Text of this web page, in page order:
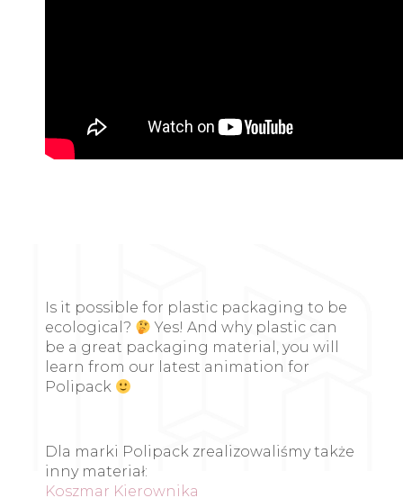
Is it possible for plastic packaging to be
ecological?
Yes! And why plastic can
be a great packaging material, you will
learn from our latest animation for
Polipack
Dla marki Polipack zrealizowaliśmy także
inny materiał:
Koszmar Kierownika